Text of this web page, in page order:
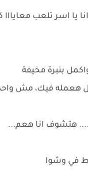
يا اسر تلعب
بنبرة مخيفة
هعمله فيك، مش
هتشوف انا هعم...
في وشوا